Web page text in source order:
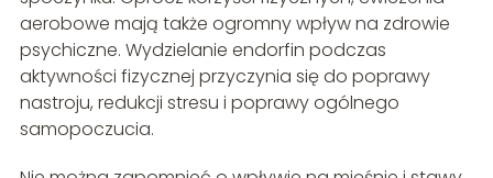
aerobowe mają także ogromny wpływ na zdrowie
psychiczne. Wydzielanie endorfin podczas
aktywności fizycznej przyczynia się do poprawy
nastroju, redukcji stresu i poprawy ogólnego
samopoczucia.